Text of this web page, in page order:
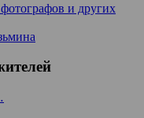
и других